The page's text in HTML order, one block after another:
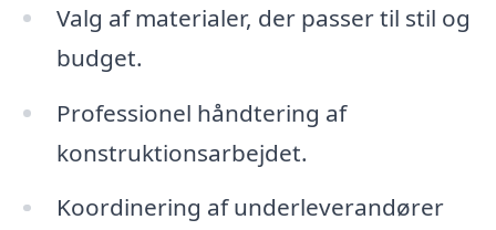
Valg af materialer, der passer til stil og
budget.
Professionel håndtering af
konstruktionsarbejdet.
Koordinering af underleverandører